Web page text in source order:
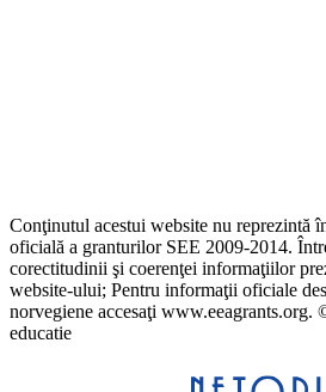
Conţinutul acestui website nu reprezintă
oficială a granturilor SEE 2009-2014.
corectitudinii şi coerenţei informaţiilor
website-ului; Pentru informaţii oficiale
norvegiene accesaţi www.eeagrants.org.
educatie